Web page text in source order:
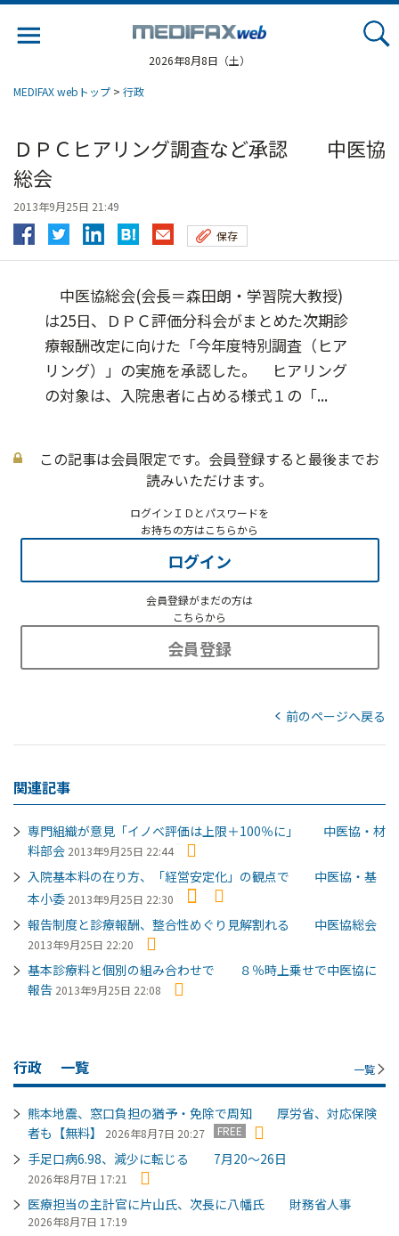
2026年8月8日（土）
MEDIFAX webトップ > 行政
ＤＰＣヒアリング調査など承認 中医協
総会
2013年9月25日 21:49
保存
中医協総会(会長＝森田朗・学習院大教授)
は25日、ＤＰＣ評価分科会がまとめた次期診
療報酬改定に向けた「今年度特別調査（ヒア
リング）」の実施を承認した。 ヒアリング
の対象は、入院患者に占める様式１の「...
この記事は会員限定です。会員登録すると最後までお
読みいただけます。
ログインＩＤとパスワードを
お持ちの方はこちらから
ログイン
会員登録がまだの方は
こちらから
会員登録
前のページへ戻る
関連記事
専門組織が意見「イノベ評価は上限＋100％に」 中医協・材
料部会 2013年9月25日 22:44
入院基本料の在り方、「経営安定化」の観点で 中医協・基
本小委 2013年9月25日 22:30
報告制度と診療報酬、整合性めぐり見解割れる 中医協総会
2013年9月25日 22:20
基本診療料と個別の組み合わせで ８％時上乗せで中医協に
報告 2013年9月25日 22:08
行政 一覧 一覧
熊本地震、窓口負担の猶予・免除で周知 厚労省、対応保険
者も【無料】
2026年8月7日 20:27 FREE
手足口病6.98、減少に転じる 7月20～26日
2026年8月7日 17:21
医療担当の主計官に片山氏、次長に八幡氏 財務省人事
2026年8月7日 17:19